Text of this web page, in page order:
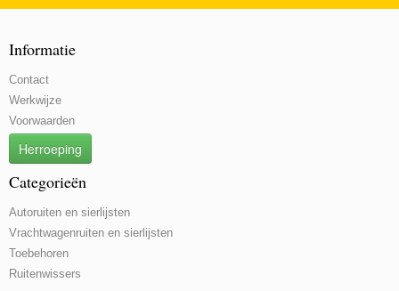
Informatie
Contact
Werkwijze
Voorwaarden
Herroeping
Categorieën
Autoruiten en sierlijsten
Vrachtwagenruiten en sierlijsten
Toebehoren
Ruitenwissers